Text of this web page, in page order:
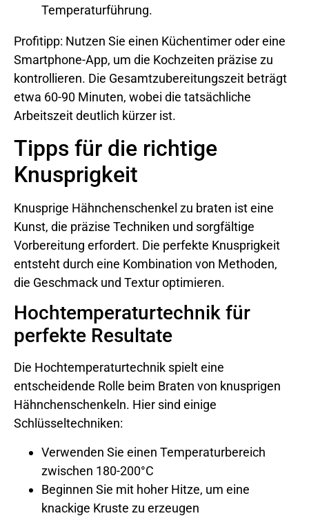
Temperaturführung.
Profitipp: Nutzen Sie einen Küchentimer oder eine
Smartphone-App, um die Kochzeiten präzise zu
kontrollieren. Die Gesamtzubereitungszeit beträgt
etwa 60-90 Minuten, wobei die tatsächliche
Arbeitszeit deutlich kürzer ist.
Tipps für die richtige
Knusprigkeit
Knusprige Hähnchenschenkel zu braten ist eine
Kunst, die präzise Techniken und sorgfältige
Vorbereitung erfordert. Die perfekte Knusprigkeit
entsteht durch eine Kombination von Methoden,
die Geschmack und Textur optimieren.
Hochtemperaturtechnik für
perfekte Resultate
Die Hochtemperaturtechnik spielt eine
entscheidende Rolle beim Braten von knusprigen
Hähnchenschenkeln. Hier sind einige
Schlüsseltechniken:
Verwenden Sie einen Temperaturbereich
zwischen 180-200°C
Beginnen Sie mit hoher Hitze, um eine
knackige Kruste zu erzeugen